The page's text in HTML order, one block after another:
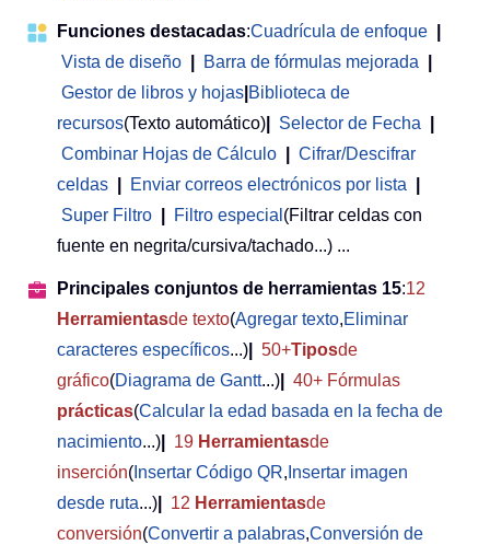
Funciones destacadas:Cuadrícula de enfoque
Vista de diseño
Barra de fórmulas mejorada
Gestor de libros y hojas Biblioteca de
recursos(Texto automático) Selector de Fecha
Combinar Hojas de Cálculo
Cifrar/Descifrar
celdas
Enviar correos electrónicos por lista
Super Filtro
Filtro especial (Filtrar celdas con
fuente en negrita/cursiva/tachado...) ...
Principales conjuntos de herramientas 15:12
Herramientasde texto(Agregar texto,Eliminar
caracteres específicos...) 50+Tiposde
gráfico(Diagrama de Gantt...)
40+ Fórmulas
prácticas(Calcular la edad basada en la fecha de
nacimiento...) 19 Herramientasde
inserción( Insertar Código QR, Insertar imagen
desde ruta...) 12 Herramientasde
conversión(Convertir a palabras,Conversión de